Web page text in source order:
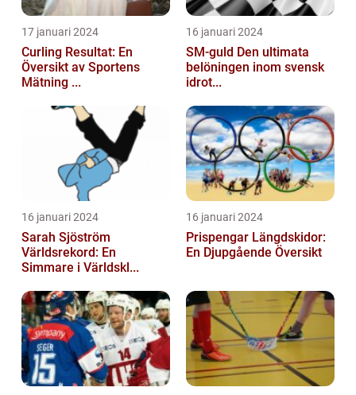
17 januari 2024
Curling Resultat: En
Översikt av Sportens
Mätning ...
16 januari 2024
SM-guld Den ultimata
belöningen inom svensk
idrot...
16 januari 2024
Sarah Sjöström
Världsrekord: En
Simmare i Världskl...
16 januari 2024
Prispengar Längdskidor:
En Djupgående Översikt